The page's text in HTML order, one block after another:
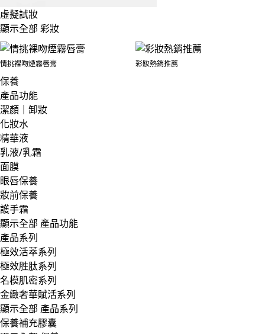
虛擬試妝
顯示全部 彩妝
情挑裸吻煙霧唇膏 彩妝熱銷推薦
保養
產品功能
潔顏｜卸妝
化妝水
精華液
乳液/乳霜
面膜
眼唇保養
妝前保養
護手霜
顯示全部 產品功能
產品系列
極效活萃系列
極效胜肽系列
名模肌密系列
金緻奢華賦活系列
顯示全部 產品系列
保養補充膠囊